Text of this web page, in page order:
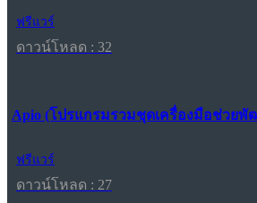
ฟรีแวร์
ดาวน์โหลด : 32
Apio (โปรแกรมรวมชุดเครื่องมือช่วยพั
ฟรีแวร์
ดาวน์โหลด : 27